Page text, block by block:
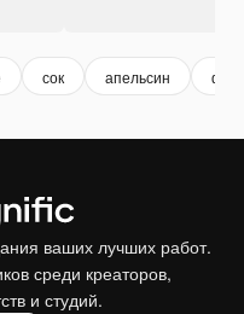
сок апельсин
ваших лучших работ.
среди креаторов,
и студий.